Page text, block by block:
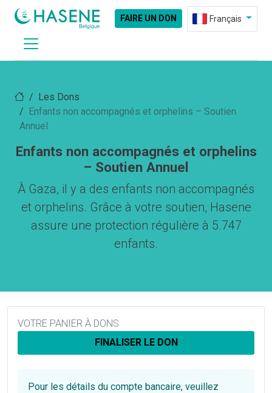
FAIRE UN DON Français
Les Dons
Enfants non accompagnés et orphelins – Soutien
Annuel
Enfants non accompagnés et orphelins
– Soutien Annuel
À Gaza, il y a des enfants non accompagnés
et orphelins. Grâce à votre soutien, Hasene
assure une protection régulière à 5.747
enfants.
VOTRE PANIER À DONS
FINALISER LE DON
Pour les détails du compte bancaire, veuillez